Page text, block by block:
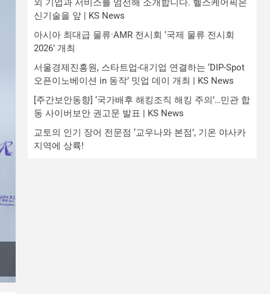
외 기업과 서비스를 엄선해 소개합니다. 헬스케어픽은
신기술을 앞 | KS News
아시아 최대급 물류·AMR 전시회 ‘국제 물류 전시회
2026’ 개최
서울경제진흥원, 스타트업-대기업 연결하는 ‘DIP-Spot
오픈이노베이션 in 동작’ 밋업 데이 개최 | KS News
[주간보안동향] ‘국가배후 해킹조직 해킹 주의’…민관 합
동 사이버보안 권고문 발표 | KS News
교토의 인기 장어 전문점 ‘교우나와 본점’, 기온 야사카
지역에 상륙!